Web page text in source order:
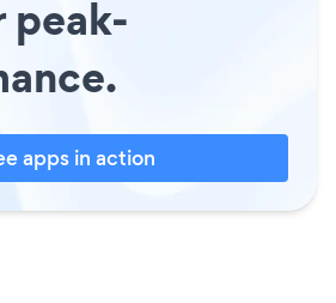
apps in action